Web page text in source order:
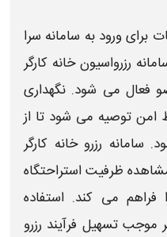
برای ورود به سامانه سرا
رزرواسیون خانه کارگر
فعال می شود. نگهداری
توصیه می شود تا از
سامانه رزرو خانه کارگر
ظرفیت استراحتگاه
فراهم می کند. استفاده
موجب تسهیل فرآیند رزرو